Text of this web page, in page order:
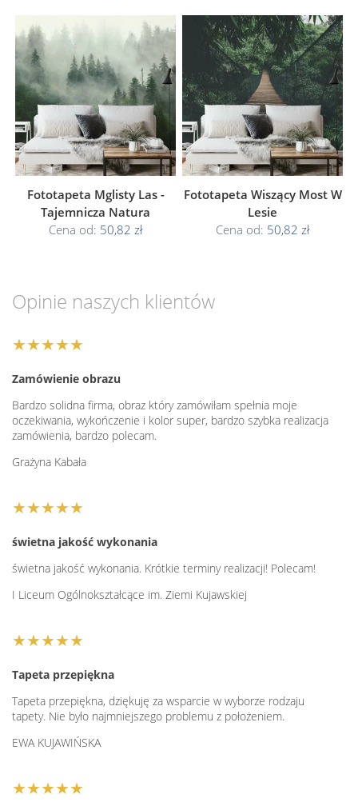
Fototapeta Mglisty Las -
Tajemnicza Natura
Cena od: 50,82 zł
Fototapeta Wiszący Most W
Lesie
Cena od: 50,82 zł
Opinie naszych klientów
★★★★★
Zamówienie obrazu
Bardzo solidna firma, obraz który zamówiłam spełnia moje
oczekiwania, wykończenie i kolor super, bardzo szybka realizacja
zamówienia, bardzo polecam.
Grażyna Kabała
★★★★★
świetna jakość wykonania
świetna jakość wykonania. Krótkie terminy realizacji! Polecam!
I Liceum Ogólnokształcące im. Ziemi Kujawskiej
★★★★★
Tapeta przepiękna
Tapeta przepiękna, dziękuję za wsparcie w wyborze rodzaju
tapety. Nie było najmniejszego problemu z położeniem.
EWA KUJAWIŃSKA
★★★★★